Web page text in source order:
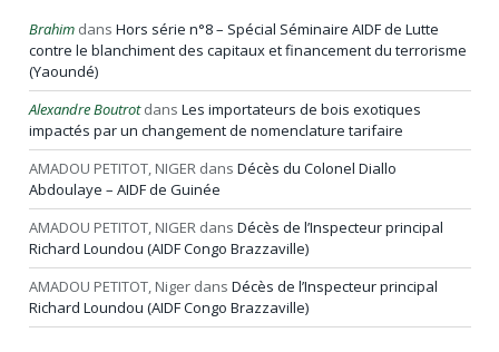
Brahim dans Hors série n°8 – Spécial Séminaire AIDF de Lutte
contre le blanchiment des capitaux et financement du terrorisme
(Yaoundé)
Alexandre Boutrotdans Les importateurs de bois exotiques
impactés par un changement de nomenclature tarifaire
AMADOU PETITOT, NIGER dans Décès du Colonel Diallo
Abdoulaye – AIDF de Guinée
AMADOU PETITOT, NIGER dans Décès de l’Inspecteur principal
Richard Loundou (AIDF Congo Brazzaville)
AMADOU PETITOT, Niger dans Décès de l’Inspecteur principal
Richard Loundou (AIDF Congo Brazzaville)